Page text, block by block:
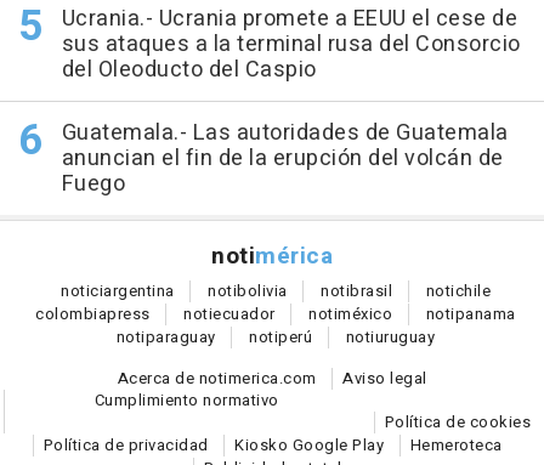
Ucrania.- Ucrania promete a EEUU el cese de
sus ataques a la terminal rusa del Consorcio
del Oleoducto del Caspio
Guatemala.- Las autoridades de Guatemala
anuncian el fin de la erupción del volcán de
Fuego
notimérica
noticiargentina notibolivia notibrasil notichile
colombiapress notiecuador notiméxico notipanama
notiparaguay notiperú notiuruguay
Acerca de notimerica.com
Aviso legal
Cumplimiento normativo
Política de cookies
Política de privacidad
Kiosko Google Play
Hemeroteca